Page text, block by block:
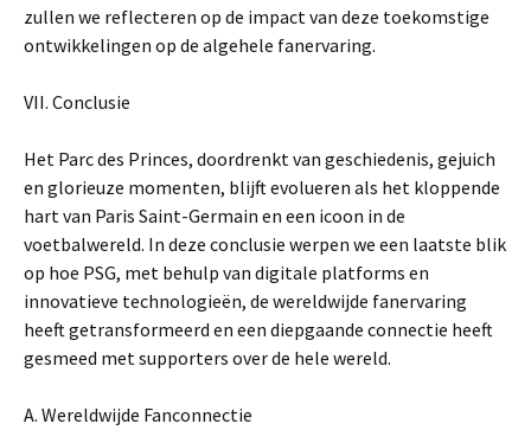
zullen we reflecteren op de impact van deze toekomstige
ontwikkelingen op de algehele fanervaring.
VII. Conclusie
Het Parc des Princes, doordrenkt van geschiedenis, gejuich
en glorieuze momenten, blijft evolueren als het kloppende
hart van Paris Saint-Germain en een icoon in de
voetbalwereld. In deze conclusie werpen we een laatste blik
op hoe PSG, met behulp van digitale platforms en
innovatieve technologieën, de wereldwijde fanervaring
heeft getransformeerd en een diepgaande connectie heeft
gesmeed met supporters over de hele wereld.
A. Wereldwijde Fanconnectie